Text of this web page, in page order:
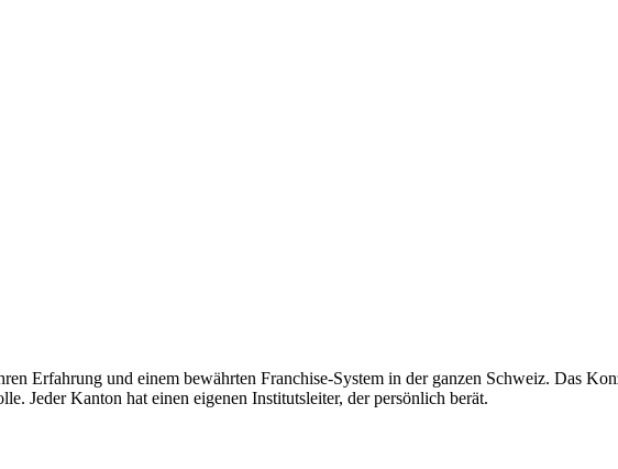
Erfahrung und einem bewährten Franchise-System in der ganzen Schweiz. Das
Jeder Kanton hat einen eigenen Institutsleiter, der persönlich berät.